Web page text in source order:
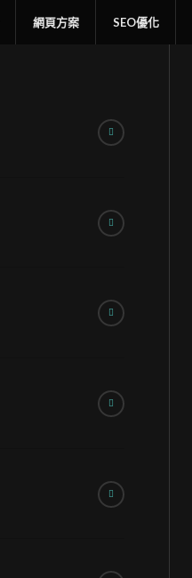
網頁方案 SEO優化